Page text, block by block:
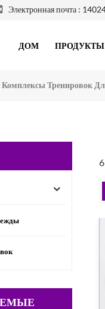
Электронная почта :
ДОМ ПРОДУКТЫ
Комплексы Тренировок